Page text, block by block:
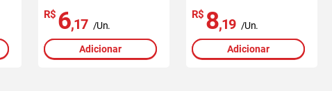
R$ 6,17 /Un.
Adicionar
R$ 8,19 /Un.
Adicionar